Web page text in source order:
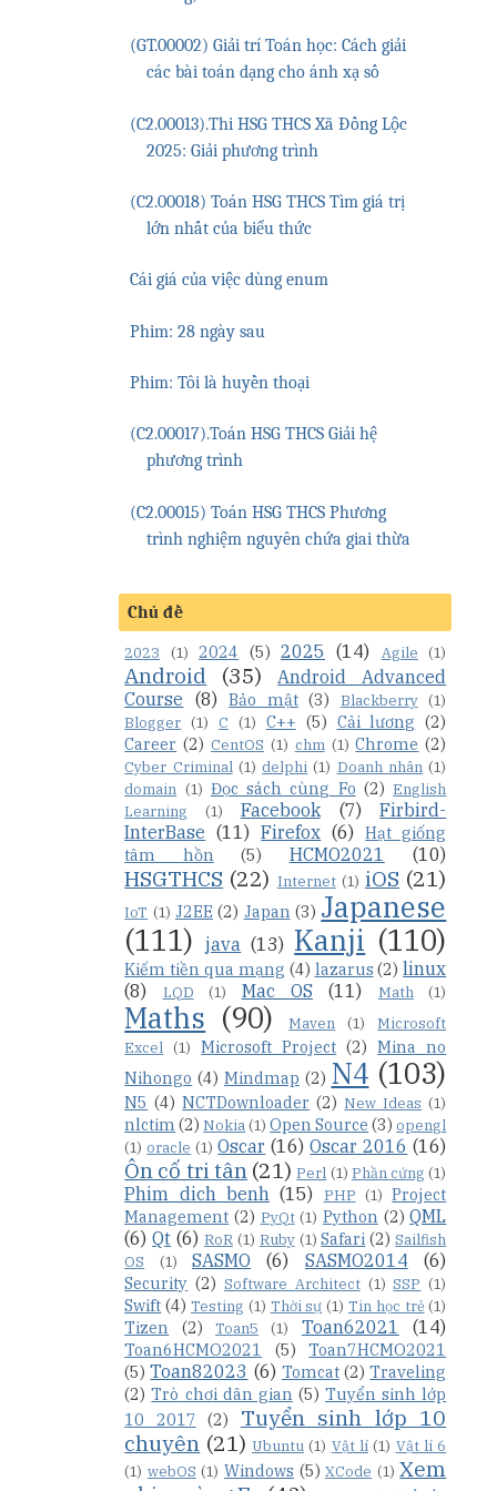
(GT.00002) Giải trí Toán học: Cách giải
các bài toán dạng cho ánh xạ số
(C2.00013).Thi HSG THCS Xã Đồng Lộc
2025: Giải phương trình
(C2.00018) Toán HSG THCS Tìm giá trị
lớn nhất của biểu thức
Cái giá của việc dùng enum
Phim: 28 ngày sau
Phim: Tôi là huyền thoại
(C2.00017).Toán HSG THCS Giải hệ
phương trình
(C2.00015) Toán HSG THCS Phương
trình nghiệm nguyên chứa giai thừa
Chủ đề
2023 (1) 2024 (5) 2025 (14) Agile (1)
Android (35)
Android Advanced
Course (8) Bảo mật (3) Blackberry (1)
Blogger (1) C (1) C++ (5) Cải lương (2)
Career (2) CentOS (1) chm (1) Chrome (2)
Cyber Criminal (1) delphi (1) Doanh nhân (1)
domain (1) Đọc sách cùng Fo (2) English
Learning
(1) Facebook (7)
Firbird-
InterBase (11) Firefox (6) Hạt giống
tâm hồn
(5) HCMO2021 (10)
HSGTHCS (22) Internet (1) iOS (21)
IoT (1) J2EE (2) Japan (3) Japanese
(111)
java (13) Kanji (110)
Kiếm tiền qua mạng (4) lazarus (2) linux
(8)
LQD (1) Mac OS (11) Math (1)
Maths (90) Maven (1)
Microsoft
Excel (1) Microsoft Project (2) Mina no
Nihongo (4) Mindmap (2) N4 (103)
N5 (4) NCTDownloader (2) New Ideas (1)
nlctim (2) Nokia(1) Open Source (3) opengl
(1) oracle (1) Oscar (16) Oscar 2016 (16)
Ôn cố tri tân (21) Perl (1) Phần cứng (1)
Phim dich benh (15) PHP (1) Project
Management (2) PyQt (1) Python (2) QML
(6) Qt (6) RoR (1) Ruby (1) Safari (2) Sailfish
OS
(1) SASMO (6) SASMO2014 (6)
Security (2) Software Architect (1) SSP (1)
Swift (4) Testing (1) Thời sự (1) Tin học trẻ (1)
Tizen (2) Toan5 (1) Toan62021 (14)
Toan6HCMO2021 (5)
Toan7HCMO2021
(5) Toan82023 (6) Tomcat (2) Traveling
(2) Trò chơi dân gian (5) Tuyển sinh lớp
10 2017 (2)
Tuyển sinh lớp 10
chuyên (21) Ubuntu (1) Vật lí (1) Vật lí 6
(1) webOS (1) Windows (5) XCode (1) Xem